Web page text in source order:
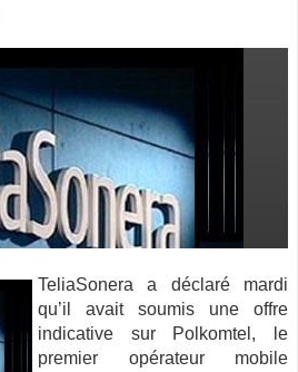
TeliaSonera a déclaré mardi
qu’il avait soumis une offre
indicative sur Polkomtel, le
premier opérateur mobile